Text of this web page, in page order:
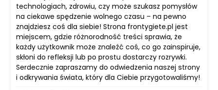
technologiach, zdrowiu, czy może szukasz pomysłów
na ciekawe spędzenie wolnego czasu – na pewno
znajdziesz coś dla siebie! Strona frontygiete.pl jest
miejscem, gdzie różnorodność treści sprawia, że
każdy użytkownik może znaleźć coś, co go zainspiruje,
skłoni do refleksji lub po prostu dostarczy rozrywki.
Serdecznie zapraszamy do odwiedzenia naszej strony
i odkrywania świata, który dla Ciebie przygotowaliśmy!